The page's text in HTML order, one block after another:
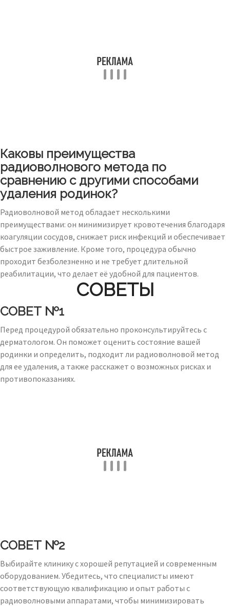
Каковы преимущества
радиоволнового метода по
сравнению с другими способами
удаления родинок?
Радиоволновой метод обладает несколькими
преимуществами: он минимизирует кровотечения благодаря
коагуляции сосудов, снижает риск инфекций и обеспечивает
быстрое заживление. Кроме того, процедура обычно
проходит безболезненно и не требует длительной
реабилитации, что делает её удобной для пациентов.
СОВЕТЫ
СОВЕТ №1
Перед процедурой обязательно проконсультируйтесь с
дерматологом. Он поможет оценить состояние вашей
родинки и определить, подходит ли радиоволновой метод
для ее удаления, а также расскажет о возможных рисках и
противопоказаниях.
СОВЕТ №2
Выбирайте клинику с хорошей репутацией и современным
оборудованием. Убедитесь, что специалисты имеют
соответствующую квалификацию и опыт работы с
радиоволновыми аппаратами, чтобы минимизировать